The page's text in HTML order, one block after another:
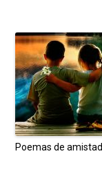
Poemas de amistad